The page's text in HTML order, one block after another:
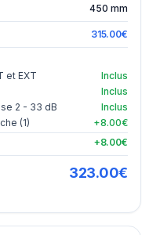
450 mm
315.00€
et EXT
Inclus
Inclus
2 - 33 dB
Inclus
(1)
+8.00€
+8.00€
323.00€